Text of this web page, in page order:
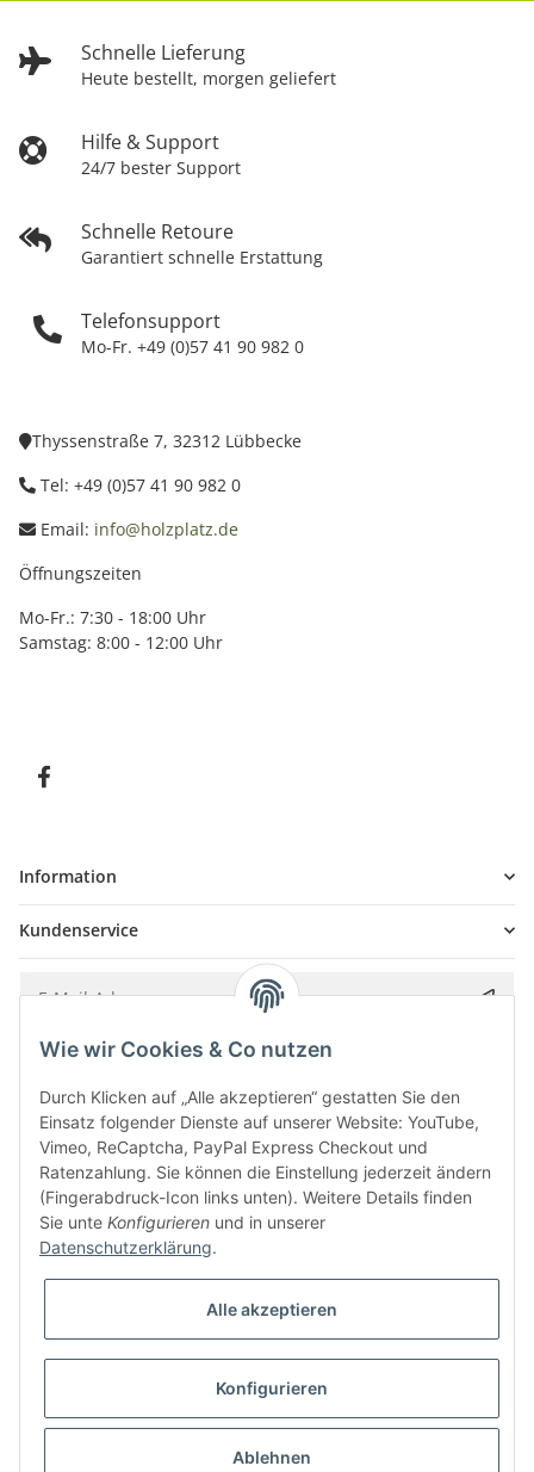
Schnelle Lieferung
Heute bestellt, morgen geliefert
Hilfe & Support
24/7 bester Support
Schnelle Retoure
Garantiert schnelle Erstattung
Telefonsupport
Mo-Fr. +49 (0)57 41 90 982 0
Thyssenstraße 7, 32312 Lübbecke
Tel: +49 (0)57 41 90 982 0
Email: info@holzplatz.de
Öffnungszeiten
Mo-Fr.: 7:30 - 18:00 Uhr
Samstag: 8:00 - 12:00 Uhr
Information
Kundenservice
Bitte senden Sie mir entsprechend IhrerDatenschutzerklärung
* Alle Preise inkl. gesetzlicher USt., zzgl.
Besucherzähler: 5857652
UmsetzungVlarom E-Commerce Agentur| Powered byJTL-Shop|
CLEARIX JTL-Shop Template
Wie wir Cookies & Co nutzen
Durch Klicken auf „Alle akzeptieren“ gestatten Sie den
Einsatz folgender Dienste auf unserer Website: YouTube,
Vimeo, ReCaptcha, PayPal Express Checkout und
Ratenzahlung. Sie können die Einstellung jederzeit ändern
(Fingerabdruck-Icon links unten). Weitere Details finden
Sie unte Konfigurieren und in unserer
Datenschutzerklärung.
Alle akzeptieren
Konfigurieren
Ablehnen